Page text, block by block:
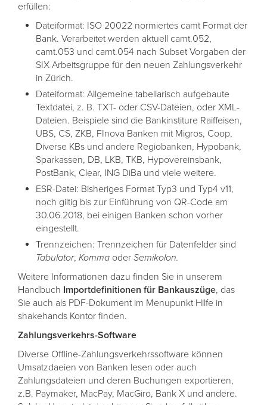
erfüllen:
Dateiformat: ISO 20022 normiertes camt Format der
Bank. Verarbeitet werden aktuell camt.052,
camt.053 und camt.054 nach Subset Vorgaben der
SIX Arbeitsgruppe für den neuen Zahlungsverkehr
in Zürich.
Dateiformat: Allgemeine tabellarisch aufgebaute
Textdatei, z. B. TXT- oder CSV-Dateien, oder XML-
Dateien. Beispiele sind die Bankinstiture Raiffeisen,
UBS, CS, ZKB, FInova Banken mit Migros, Coop,
Diverse KBs und andere Regiobanken, Hypobank,
Sparkassen, DB, LKB, TKB, Hypovereinsbank,
PostBank, Clear, ING DiBa und viele weitere.
ESR-Datei: Bisheriges Format Typ3 und Typ4 v11,
noch giltig bis zur Einführung von QR-Code am
30.06.2018, bei einigen Banken schon vorher
eingestellt.
Trennzeichen: Trennzeichen für Datenfelder sind
Tabulator, Komma oder Semikolon.
Weitere Informationen dazu finden Sie in unserem
Handbuch Importdefinitionen für Bankauszüge, das
Sie auch als PDF-Dokument im Menupunkt Hilfe in
shakehands Kontor finden.
Zahlungsverkehrs-Software
Diverse Offline-Zahlungsverkehrssoftware können
Umsatzdaeien von Banken lesen oder auch
Zahlungsdateien und deren Buchungen exportieren,
z.B. Paymaker, MacPay, MacGiro, Bank X und andere.